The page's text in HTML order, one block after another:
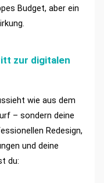
Budget, aber ein
zur digitalen
wie aus dem
– sondern deine
Redesign,
und deine
du: